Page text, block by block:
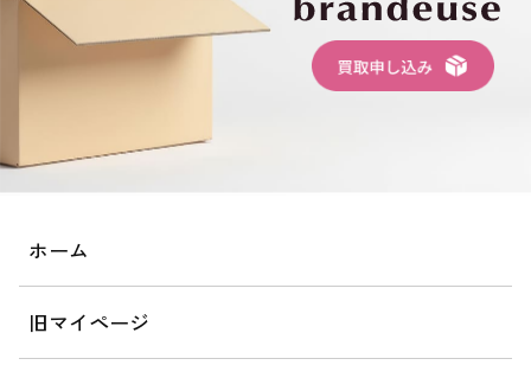
ホーム
旧マイページ